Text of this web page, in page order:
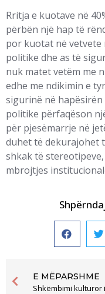
Rritja e kuotave në
përbën një hap të
por kuotat në
politike dhe as të
nuk matet vetëm me
edhe me ndikimin e
sigurinë në
politike përfaqëson
për pjesëmarrje në
duhet të dekurajohet
shkak të
mbrojtjes
E MËPARSHME